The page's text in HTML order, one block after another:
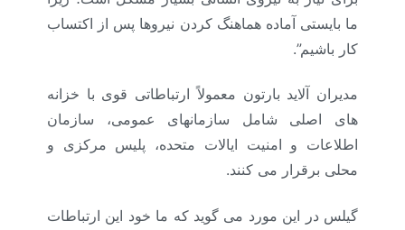
ما بایستی آماده هماهنگ کردن نیروها پس از اکتساب
کار باشیم”.
مدیران آلاید بارتون معمولاً ارتباطاتی قوی با خزانه
های اصلی شامل سازمانهای عمومی، سازمان
اطلاعات و امنیت ایالات متحده، پلیس مرکزی و
محلی برقرار می کنند.
گیلس در این مورد می گوید که ما خود این ارتباطات